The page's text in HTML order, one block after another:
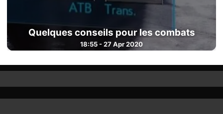
Quelques conseils pour les combats
18:55 - 27 Apr 2020